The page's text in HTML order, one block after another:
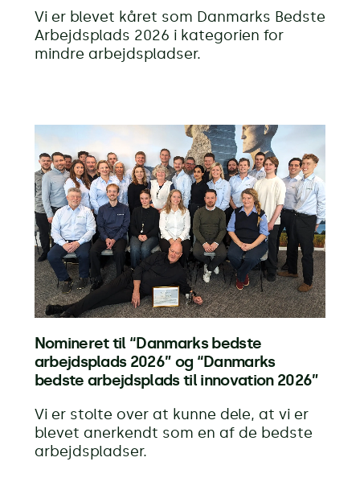
Vi er blevet kåret som Danmarks Bedste
Arbejdsplads 2026 i kategorien for
mindre arbejdspladser.
Nomineret til “Danmarks bedste
arbejdsplads 2026” og “Danmarks
bedste arbejdsplads til innovation 2026”
Vi er stolte over at kunne dele, at vi er
blevet anerkendt som en af de bedste
arbejdspladser.